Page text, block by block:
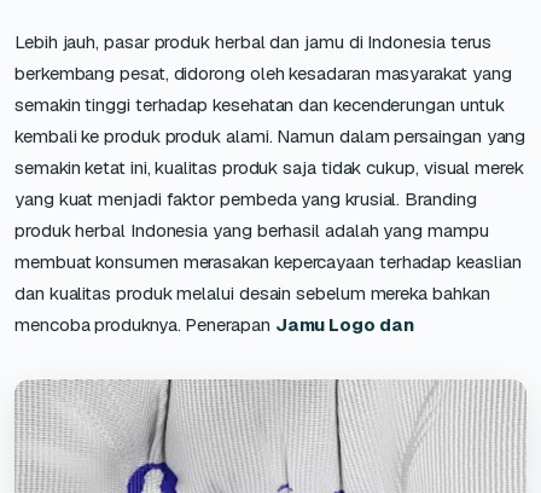
Lebih jauh, pasar produk herbal dan jamu di Indonesia terus
berkembang pesat, didorong oleh kesadaran masyarakat yang
semakin tinggi terhadap kesehatan dan kecenderungan untuk
kembali ke produk produk alami. Namun dalam persaingan yang
semakin ketat ini, kualitas produk saja tidak cukup, visual merek
yang kuat menjadi faktor pembeda yang krusial. Branding
produk herbal Indonesia yang berhasil adalah yang mampu
membuat konsumen merasakan kepercayaan terhadap keaslian
dan kualitas produk melalui desain sebelum mereka bahkan
mencoba produknya. Penerapan Jamu Logo dan